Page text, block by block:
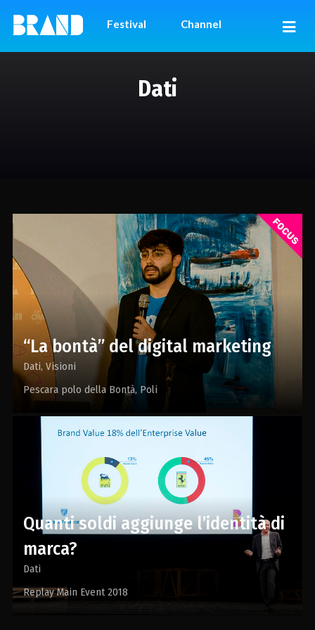
Festival Channel
Dati
“La bontà” del digital marketing
Dati Visioni
Pescara polo della Bontà Poli
Quanti soldi aggiunge l’identità di
marca?
Dati
Replay Main Event 2018